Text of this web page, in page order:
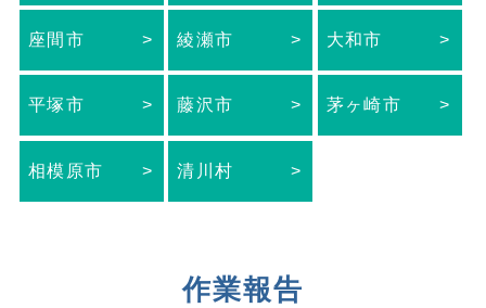
座間市 綾瀬市 大和市
平塚市 藤沢市 茅ヶ崎市
相模原市 清川村
作業報告